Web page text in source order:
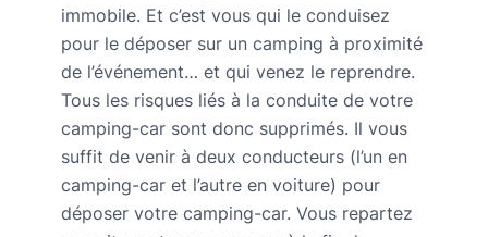
immobile. Et c’est vous qui le conduisez
pour le déposer sur un camping à proximité
de l’événement… et qui venez le reprendre.
Tous les risques liés à la conduite de votre
camping-car sont donc supprimés. Il vous
suffit de venir à deux conducteurs (l’un en
camping-car et l’autre en voiture) pour
déposer votre camping-car. Vous repartez